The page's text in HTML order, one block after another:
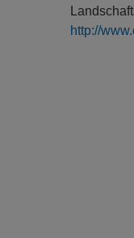
http://